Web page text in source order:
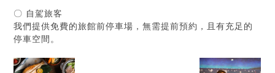
〇 自駕旅客
我們提供免費的旅館前停車場，無需提前預約，且有充足的
停車空間。